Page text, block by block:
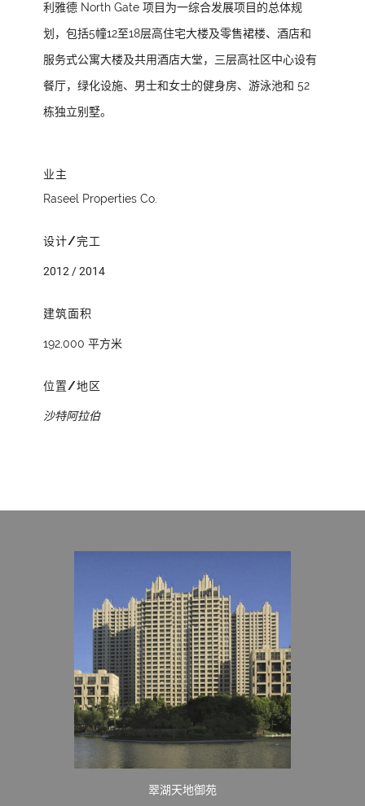
利雅德 North Gate 项目为一综合发展项目的总体规
划，包括5幢12至18层高住宅大楼及零售裙楼、酒店和
服务式公寓大楼及共用酒店大堂，三层高社区中心设有
餐厅，绿化设施、男士和女士的健身房、游泳池和 52
栋独立别墅。
业主
Raseel Properties Co.
设计/完工
2012 / 2014
建筑面积
192,000 平方米
位置/地区
沙特阿拉伯
翠湖天地御苑